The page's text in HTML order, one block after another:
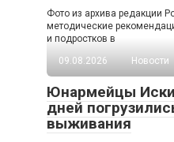
Фото из архива редакции
методические
и подростков в
09.08.2026
Новости
Юнармейцы
дней
выживания